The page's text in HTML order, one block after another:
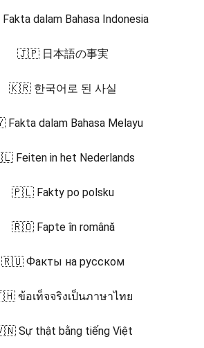
dalam Bahasa Indonesia
🇯🇵 日本語の事実
🇰🇷 한국어로 된 사실
dalam Bahasa Melayu
Feiten in het Nederlands
🇵🇱 Fakty po polsku
🇷🇴 Fapte în română
🇷🇺 Факты на русском
ข้อเท็จจริงเป็นภาษาไทย
Sự thật bằng tiếng Việt